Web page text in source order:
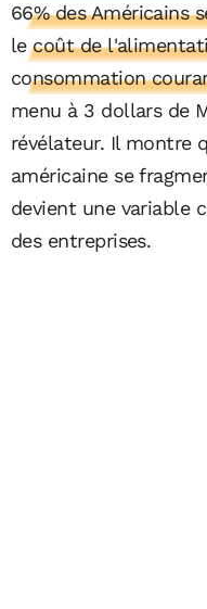
66% des Américains
le coût de
consommation
menu à 3 dollars de
révélateur. Il montre
américaine se
devient une variable
des entreprises.